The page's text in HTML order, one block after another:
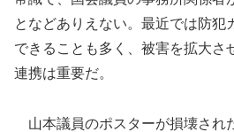
となどありえない。最近では防犯
できることも多く、被害を拡大さ
連携は重要だ。
山本議員のポスターが損壊され